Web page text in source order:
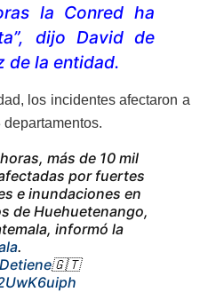
la Conred ha
dijo David de
de la entidad.
los incidentes afectaron a
más de 10 mil
por fuertes
e inundaciones en
de Huehuetenango,
informó la
.
🇬🇹